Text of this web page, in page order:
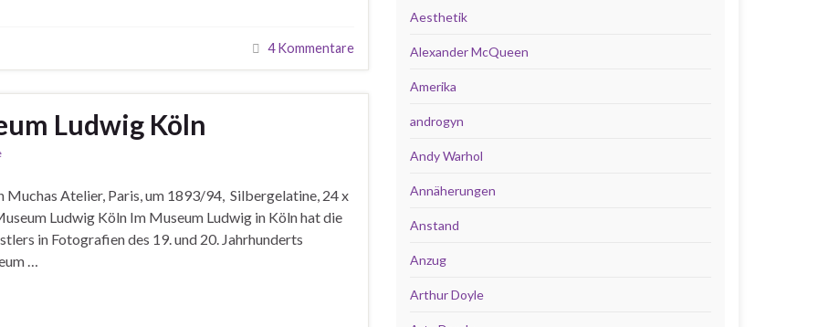
4 Kommentare
Ludwig Köln
Muchas Atelier, Paris, um 1893/94, Silbergelatine, 24 x
Ludwig Köln Im Museum Ludwig in Köln hat die
in Fotografien des 19. und 20. Jahrhunderts
…
Aesthetik
Alexander McQueen
Amerika
androgyn
Andy Warhol
Annäherungen
Anstand
Anzug
Arthur Doyle